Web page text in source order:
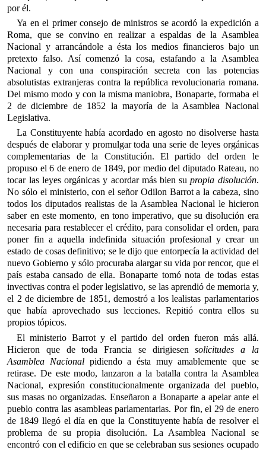
por él.
Ya en el primer consejo de ministros se acordó la expedición a
Roma, que se convino en realizar a espaldas de la Asamblea
Nacional y arrancándole a ésta los medios financieros bajo un
pretexto falso. Así comenzó la cosa, estafando a la Asamblea
Nacional y con una conspiración secreta con las potencias
absolutistas extranjeras contra la república revolucionaria romana.
Del mismo modo y con la misma maniobra, Bonaparte, formaba el
2 de diciembre de 1852 la mayoría de la Asamblea Nacional
Legislativa.
La Constituyente había acordado en agosto no disolverse hasta
después de elaborar y promulgar toda una serie de leyes orgánicas
complementarias de la Constitución. El partido del orden le
propuso el 6 de enero de 1849, por medio del diputado Rateau, no
tocar las leyes orgánicas y acordar más bien supropia disolución.
No sólo el ministerio, con el señor Odilon Barrot a la cabeza, sino
todos los diputados realistas de la Asamblea Nacional le hicieron
saber en este momento, en tono imperativo, que su disolución era
necesaria para restablecer el crédito, para consolidar el orden, para
poner fin a aquella indefinida situación profesional y crear un
estado de cosas definitivo; se le dijo que entorpecía la actividad del
nuevo Gobierno y sólo procuraba alargar su vida por rencor, que el
país estaba cansado de ella. Bonaparte tomó nota de todas estas
invectivas contra el poder legislativo, se las aprendió de memoria y,
el 2 de diciembre de 1851, demostró a los lealistas parlamentarios
que había aprovechado sus lecciones. Repitió contra ellos su
propios tópicos.
El ministerio Barrot y el partido del orden fueron más allá.
Hicieron que de toda Francia se dirigiesensolicitudes a la
Asamblea Nacional pidiendo a ésta muy amablemente que se
retirase. De este modo, lanzaron a la batalla contra la Asamblea
Nacional, expresión constitucionalmente organizada del pueblo,
sus masas no organizadas. Enseñaron a Bonaparte a apelar ante el
pueblo contra las asambleas parlamentarias. Por fin, el 29 de enero
de 1849 llegó el día en que la Constituyente había de resolver el
problema de su propia disolución. La Asamblea Nacional se
encontró con el edificio en que se celebraban sus sesiones ocupado